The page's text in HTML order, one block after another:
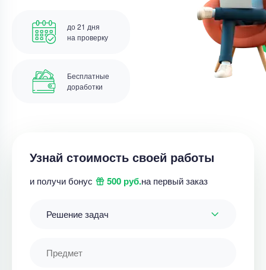
до 21 дня
на проверку
Бесплатные
доработки
Узнай стоимость своей работы
и получи бонус 500 руб.на первый заказ
Решение задач